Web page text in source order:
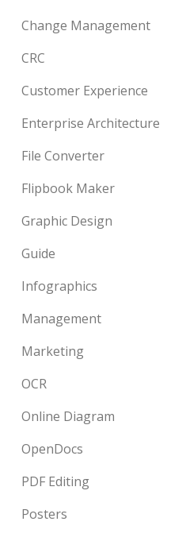
Change Management
CRC
Customer Experience
Enterprise Architecture
File Converter
Flipbook Maker
Graphic Design
Guide
Infographics
Management
Marketing
OCR
Online Diagram
OpenDocs
PDF Editing
Posters